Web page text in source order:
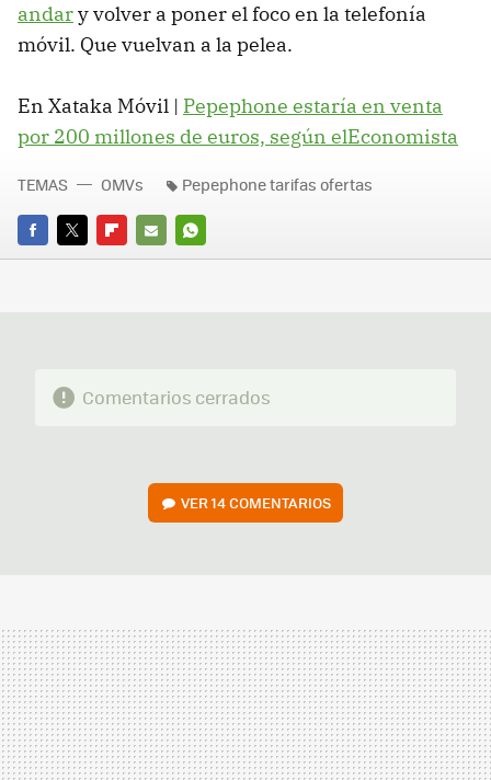
andary volver a poner el foco en la telefonía
móvil. Que vuelvan a la pelea.
En Xataka Móvil | Pepephone estaría en venta
por 200 millones de euros, según elEconomista
FACEBOOK
TWITTERFLIPBOARD
E-
WHATSAPP
TEMAS OMVs Pepephone tarifas ofertas
Comentarios cerrados
VER14 COMENTARIOS